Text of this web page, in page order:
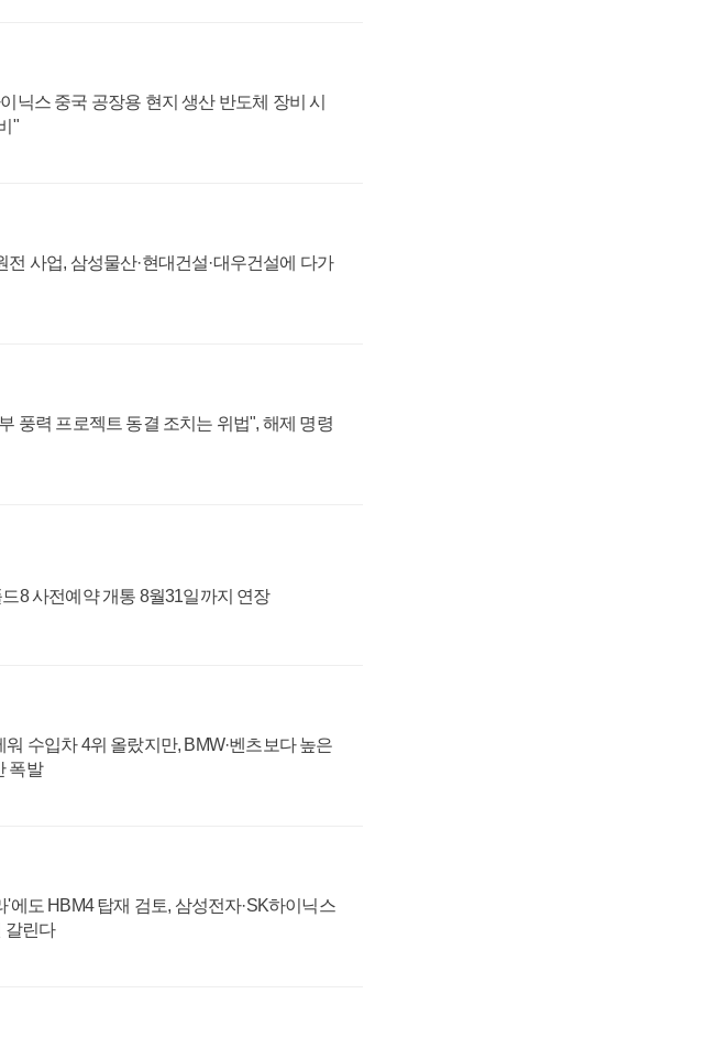
닉스 중국 공장용 현지 생산 반도체 장비 시
"
전 사업, 삼성물산·현대건설·대우건설에 다가
풍력 프로젝트 동결 조치는 위법", 해제 명령
8 사전예약 개통 8월31일까지 연장
수입차 4위 올랐지만, BMW·벤츠보다 높은
폭발
'에도 HBM4 탑재 검토, 삼성전자·SK하이닉스
갈린다